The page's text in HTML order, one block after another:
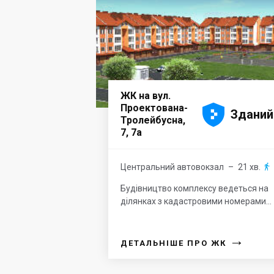
ЖК на вул.
Проектована-
Тролейбусна,
7, 7а




 Зданий
Центральний автовокзал – 21 хв. 
Будівництво комплексу ведеться на
ділянках з кадастровими номерами...
ДЕТАЛЬНІШЕ ПРО ЖК →